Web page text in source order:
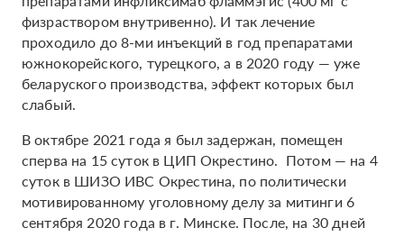
физраствором внутривенно). И так лечение
проходило до 8-ми инъекций в год препаратами
южнокорейского, турецкого, а в 2020 году — уже
беларуского производства, эффект которых был
слабый.
В октябре 2021 года я был задержан, помещен
сперва на 15 суток в ЦИП Окрестино. Потом — на 4
суток в ШИЗО ИВС Окрестина, по политически
мотивированному уголовному делу за митинги 6
сентября 2020 года в г. Минске. После, на 30 дней